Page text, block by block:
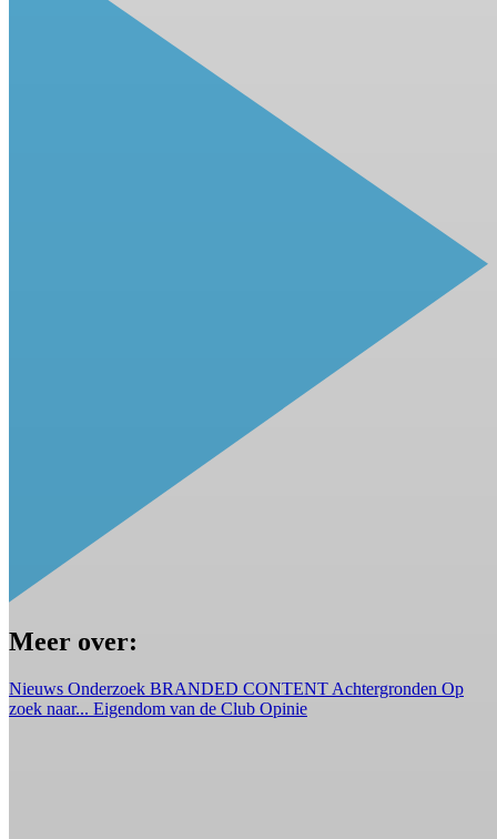
Meer over:
Nieuws Onderzoek BRANDED CONTENT Achtergronden Op
zoek naar... Eigendom van de Club Opinie